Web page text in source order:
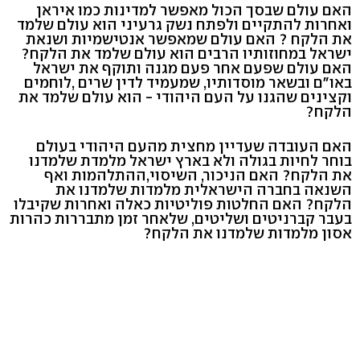
האם עולם שבסך הכול מאפשר למדינות כמו איראן
ואחרות להתקיים ולפתח נשק גרעיני הוא עולם שלמד
את הלקח ? האם עולם שמאפשר אנטישמיות ושנאת
ישראל במחוזותיו הרבים הוא עולם שלמד את הלקח?
האם עולם שפעם אחר פעם מגנה ותוקף את ישראל
באו"ם ובשאר מוסדותיו, שמעמיד לדין שרים ,לוחמים
וקצינים שהגנו על העם היהודי - הוא עולם שלמד את
הלקח?
האם העובדה שעדיין מחצית מהעם היהודי בעולם
בוחר לחיות בגולה ולא בארץ ישראל מלמדת שלמדנו
את הלקח? האם הניכור, השיסוי,ההתלהמות ואף
השנאה בחברה הישראלית מלמדות שלמדנו את
הלקח? האם החלטות פוליטיות כאלה ואחרות שקיבלו
בעבר קברניטים ושליטים, שלאחר זמן מתבררות כהרות
אסון מלמדות שלמדנו את הלקח?